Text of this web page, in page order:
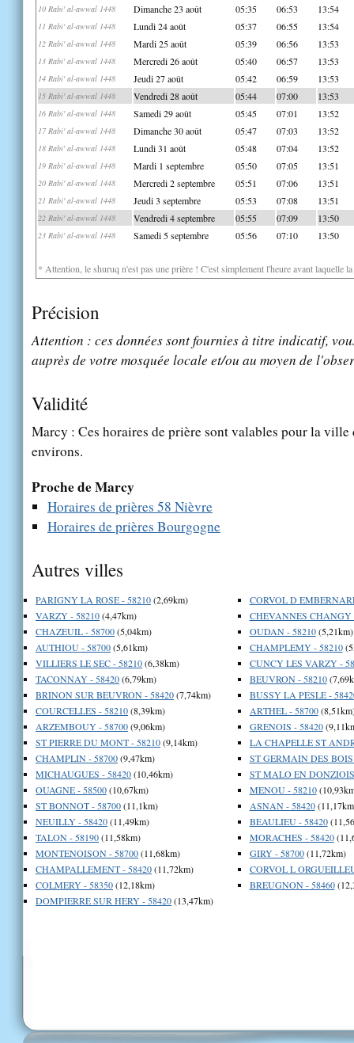
10 Rabi' al-awwal 1448 Dimanche 23 août 05:35 06:53 13:54
11 Rabi' al-awwal 1448 Lundi 24 août 05:37 06:55 13:54
12 Rabi' al-awwal 1448 Mardi 25 août 05:39 06:56 13:53
13 Rabi' al-awwal 1448 Mercredi 26 août 05:40 06:57 13:53
14 Rabi' al-awwal 1448 Jeudi 27 août 05:42 06:59 13:53
15 Rabi' al-awwal 1448 Vendredi 28 août 05:44 07:00 13:53
16 Rabi' al-awwal 1448 Samedi 29 août 05:45 07:01 13:52
17 Rabi' al-awwal 1448 Dimanche 30 août 05:47 07:03 13:52
18 Rabi' al-awwal 1448 Lundi 31 août 05:48 07:04 13:52
19 Rabi' al-awwal 1448 Mardi 1 septembre 05:50 07:05 13:51
20 Rabi' al-awwal 1448 Mercredi 2 septembre 05:51 07:06 13:51
21 Rabi' al-awwal 1448 Jeudi 3 septembre 05:53 07:08 13:51
22 Rabi' al-awwal 1448 Vendredi 4 septembre 05:55 07:09 13:50
23 Rabi' al-awwal 1448 Samedi 5 septembre 05:56 07:10 13:50
* Attention, le shuruq n'est pas une prière ! C'est simplement l'heure avant laquelle
Précision
Attention : ces données sont fournies à titre indicatif,
auprès de votre mosquée locale et/ou au moyen de
Validité
Marcy : Ces horaires de prière sont valables pour la
environs.
Proche de Marcy
Horaires de prières 58 Nièvre
Horaires de prières Bourgogne
Autres villes
PARIGNY LA ROSE - 58210(2,69km)
VARZY - 58210(4,47km)
CHAZEUIL - 58700(5,04km)
AUTHIOU - 58700(5,61km)
VILLIERS LE SEC - 58210(6,38km)
TACONNAY - 58420(6,79km)
BRINON SUR BEUVRON - 58420(7,74km)
COURCELLES - 58210(8,39km)
ARZEMBOUY - 58700(9,06km)
ST PIERRE DU MONT - 58210(9,14km)
CHAMPLIN - 58700(9,47km)
MICHAUGUES - 58420(10,46km)
OUAGNE - 58500(10,67km)
ST BONNOT - 58700(11,1km)
NEUILLY - 58420(11,49km)
TALON - 58190(11,58km)
MONTENOISON - 58700(11,68km)
CHAMPALLEMENT - 58420(11,72km)
COLMERY - 58350(12,18km)
DOMPIERRE SUR HERY - 58420(13,47km)
CORVOL D
CHEVANNES CHANGY
OUDAN - 58210(5,21km)
CHAMPLEMY - 58210
CUNCY LES VARZY -
BEUVRON - 58210
BUSSY LA PESLE -
ARTHEL - 58700
GRENOIS - 58420
LA CHAPELLE ST
ST GERMAIN DES BOIS
ST MALO EN
MENOU - 58210
ASNAN - 58420
BEAULIEU - 58420
MORACHES - 58420
GIRY - 58700(11,72km)
CORVOL L
BREUGNON - 58460